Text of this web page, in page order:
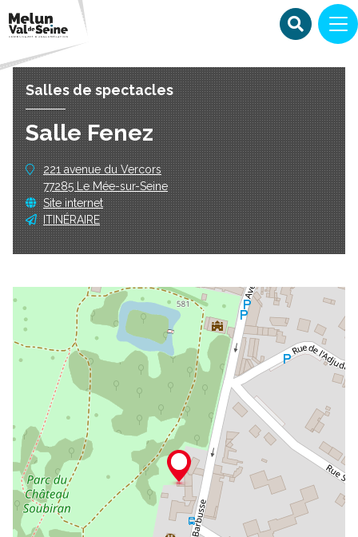
Salles de spectacles
Salle Fenez
221 avenue du Vercors
77285 Le Mée-sur-Seine
Site internet
ITINÉRAIRE